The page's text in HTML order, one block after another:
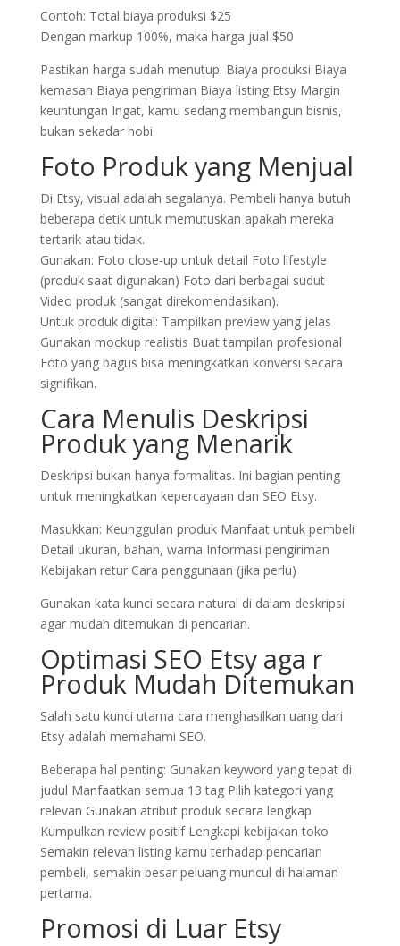
Contoh: Total biaya produksi $25
Dengan markup 100%, maka harga jual $50
Pastikan harga sudah menutup: Biaya produksi Biaya
kemasan Biaya pengiriman Biaya listing Etsy Margin
keuntungan Ingat, kamu sedang membangun bisnis,
bukan sekadar hobi.
Foto Produk yang Menjual
Di Etsy, visual adalah segalanya. Pembeli hanya butuh
beberapa detik untuk memutuskan apakah mereka
tertarik atau tidak.
Gunakan: Foto close-up untuk detail Foto lifestyle
(produk saat digunakan) Foto dari berbagai sudut
Video produk (sangat direkomendasikan).
Untuk produk digital: Tampilkan preview yang jelas
Gunakan mockup realistis Buat tampilan profesional
Foto yang bagus bisa meningkatkan konversi secara
signifikan.
Cara Menulis Deskripsi
Produk yang Menarik
Deskripsi bukan hanya formalitas. Ini bagian penting
untuk meningkatkan kepercayaan dan SEO Etsy.
Masukkan: Keunggulan produk Manfaat untuk pembeli
Detail ukuran, bahan, warna Informasi pengiriman
Kebijakan retur Cara penggunaan (jika perlu)
Gunakan kata kunci secara natural di dalam deskripsi
agar mudah ditemukan di pencarian.
Optimasi SEO Etsy aga r
Produk Mudah Ditemukan
Salah satu kunci utama cara menghasilkan uang dari
Etsy adalah memahami SEO.
Beberapa hal penting: Gunakan keyword yang tepat di
judul Manfaatkan semua 13 tag Pilih kategori yang
relevan Gunakan atribut produk secara lengkap
Kumpulkan review positif Lengkapi kebijakan toko
Semakin relevan listing kamu terhadap pencarian
pembeli, semakin besar peluang muncul di halaman
pertama.
Promosi di Luar Etsy